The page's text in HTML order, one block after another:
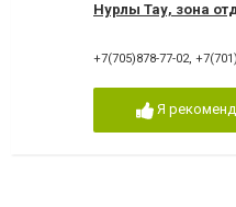
Нурлы Тау, зона
+7(705)878-77-02,
Я